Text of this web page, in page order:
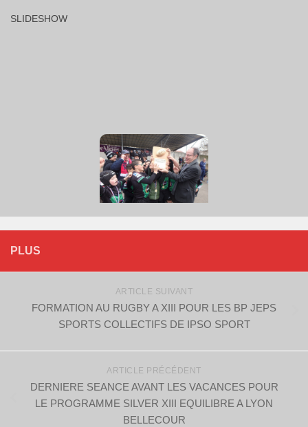
SLIDESHOW
PLUS
ARTICLE SUIVANT
FORMATION AU RUGBY A XIII POUR LES BP JEPS
SPORTS COLLECTIFS DE IPSO SPORT
ARTICLE PRÉCÉDENT
DERNIERE SEANCE AVANT LES VACANCES POUR
LE PROGRAMME SILVER XIII EQUILIBRE A LYON
BELLECOUR